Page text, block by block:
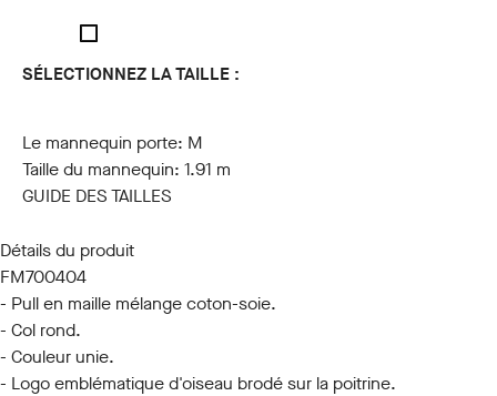
SÉLECTIONNEZ LA TAILLE :
Le mannequin porte: M
Taille du mannequin: 1.91 m
GUIDE DES TAILLES
Détails du produit
FM700404
- Pull en maille mélange coton-soie.
- Col rond.
- Couleur unie.
- Logo emblématique d'oiseau brodé sur la poitrine.